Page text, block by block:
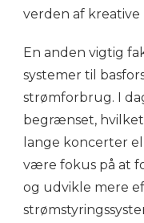
verden af
En anden vigtig
systemer til
strømforbrug. I
begrænset,
lange koncerter
være fokus på at
og udvikle mere